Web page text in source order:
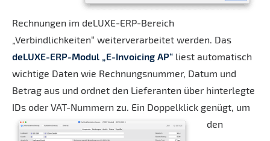
Rechnungen im deLUXE-ERP-Bereich
„Verbindlichkeiten“ weiterverarbeitet werden. Das
deLUXE-ERP-Modul „E-Invoicing AP“ liest automatisch
wichtige Daten wie Rechnungsnummer, Datum und
Betrag aus und ordnet den Lieferanten über hinterlegte
IDs oder VAT-Nummern zu. Ein Doppelklick genügt, um
den